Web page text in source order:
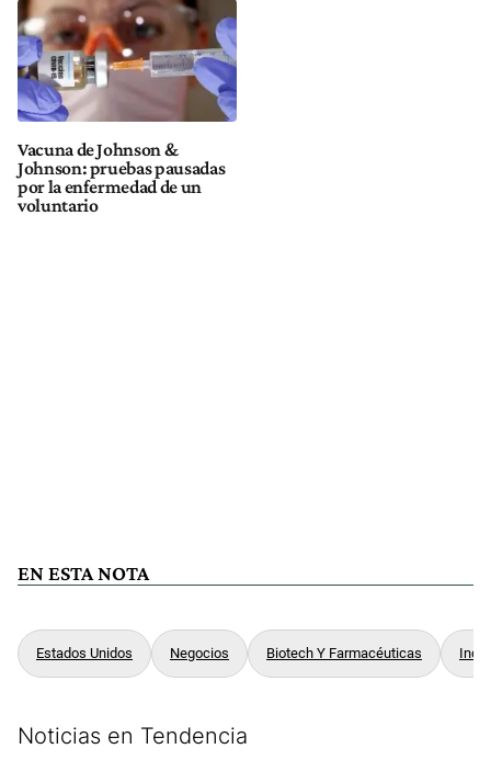
Vacuna de Johnson &
Johnson: pruebas pausadas
por la enfermedad de un
voluntario
EN ESTA NOTA
Estados Unidos Negocios Biotech Y Farmacéuticas
Noticias en Tendencia